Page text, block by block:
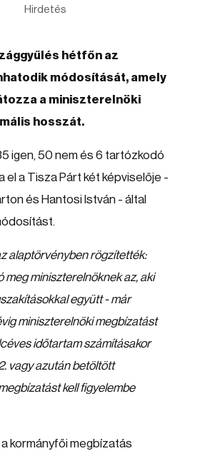
Hirdetés
hétfőn az
módosítását, amely
a miniszterelnöki
hosszát.
igen, 50 nem és 6 tartózkodó
el a Tisza Párt két képviselője -
és Hantosi István - által
alaptörvényben rögzítették:
meg miniszterelnöknek az, aki
együtt - már
miniszterelnöki megbízatást
időtartam számításakor
vagy azután betöltött
kell figyelembe
kormányfői megbízatás